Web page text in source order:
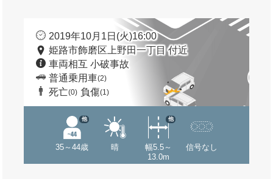
2019年10月1日(火)16:00
姫路市飾磨区上野田一丁目 付近
車両相互 小破事故
普通乗用車(2)
死亡(0) 負傷(1)
35～44歳
他
晴
幅5.5～
13.0m
他
信号なし